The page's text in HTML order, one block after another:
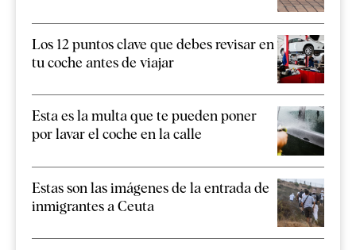
Los 12 puntos clave que debes revisar en
tu coche antes de viajar
Esta es la multa que te pueden poner
por lavar el coche en la calle
Estas son las imágenes de la entrada de
inmigrantes a Ceuta